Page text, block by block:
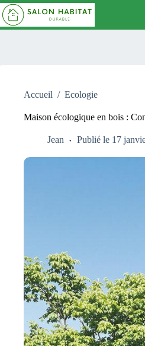
Passer
au
contenu
Accueil / Ecologie
Maison écologique en bois :
Jean Publié le 17